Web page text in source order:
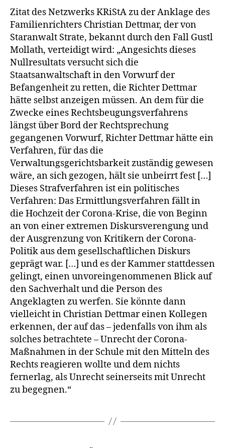
Richter
Dettmar
wird
nach
2021
wegen
angeklagt
Staranwalt
verteidigt
ihn!
Zitat des Netzwerks KRiStA zu der Anklage des
Familienrichters Christian Dettmar, der von
Staranwalt Strate, bekannt durch den Fall Gustl
Mollath, verteidigt wird: „Angesichts dieses
Nullresultats versucht sich die
Staatsanwaltschaft in den Vorwurf der
Befangenheit zu retten, die Richter Dettmar
hätte selbst anzeigen müssen. An dem für die
Zwecke eines Rechtsbeugungsverfahrens
längst über Bord der Rechtsprechung
gegangenen Vorwurf, Richter Dettmar hätte ein
Verfahren, für das die
Verwaltungsgerichtsbarkeit zuständig gewesen
wäre, an sich gezogen, hält sie unbeirrt fest […]
Dieses Strafverfahren ist ein politisches
Verfahren: Das Ermittlungsverfahren fällt in
die Hochzeit der Corona-Krise, die von Beginn
an von einer extremen Diskursverengung und
der Ausgrenzung von Kritikern der Corona-
Politik aus dem gesellschaftlichen Diskurs
geprägt war. […] und es der Kammer stattdessen
gelingt, einen unvoreingenommenen Blick auf
den Sachverhalt und die Person des
Angeklagten zu werfen. Sie könnte dann
vielleicht in Christian Dettmar einen Kollegen
erkennen, der auf das – jedenfalls von ihm als
solches betrachtete – Unrecht der Corona-
Maßnahmen in der Schule mit den Mitteln des
Rechts reagieren wollte und dem nichts
fernerlag, als Unrecht seinerseits mit Unrecht
zu begegnen.“